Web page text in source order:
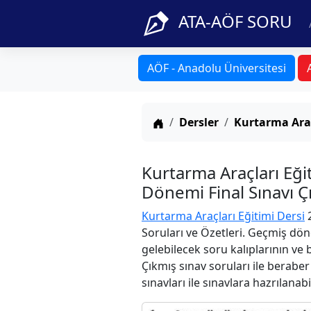
ATA-AÖF SORU
AÖF - Anadolu Üniversitesi
Anasayfa
Dersler Kurtarma
Kurtarma Araçları
Dönemi Final Sınavı
Kurtarma Araçları Eğitimi Dersi
Soruları ve Özetleri. Geçmiş
gelebilecek soru kalıplarının
Çıkmış sınav soruları ile
sınavları ile sınavlara